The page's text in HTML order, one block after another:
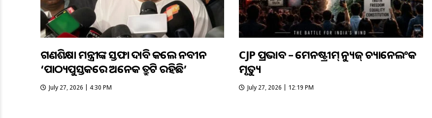
ଗଣଶିକ୍ଷା ମନ୍ତ୍ରୀଙ୍କ ଇସ୍ତଫା ଦାବି କଲେ ନବୀନ
‘ପାଠ୍ୟପୁସ୍ତକରେ ଅନେକ ତ୍ରୁଟି ରହିଛି’
July 27, 2026 | 4:30 PM
CJP ପ୍ରଭାବ – ମେନଷ୍ଟ୍ରୀମ୍ ନ୍ୟୁଜ୍ ଚ୍ୟାନେଲଂକ
ମୃତ୍ୟୁ
July 27, 2026 | 12:19 PM